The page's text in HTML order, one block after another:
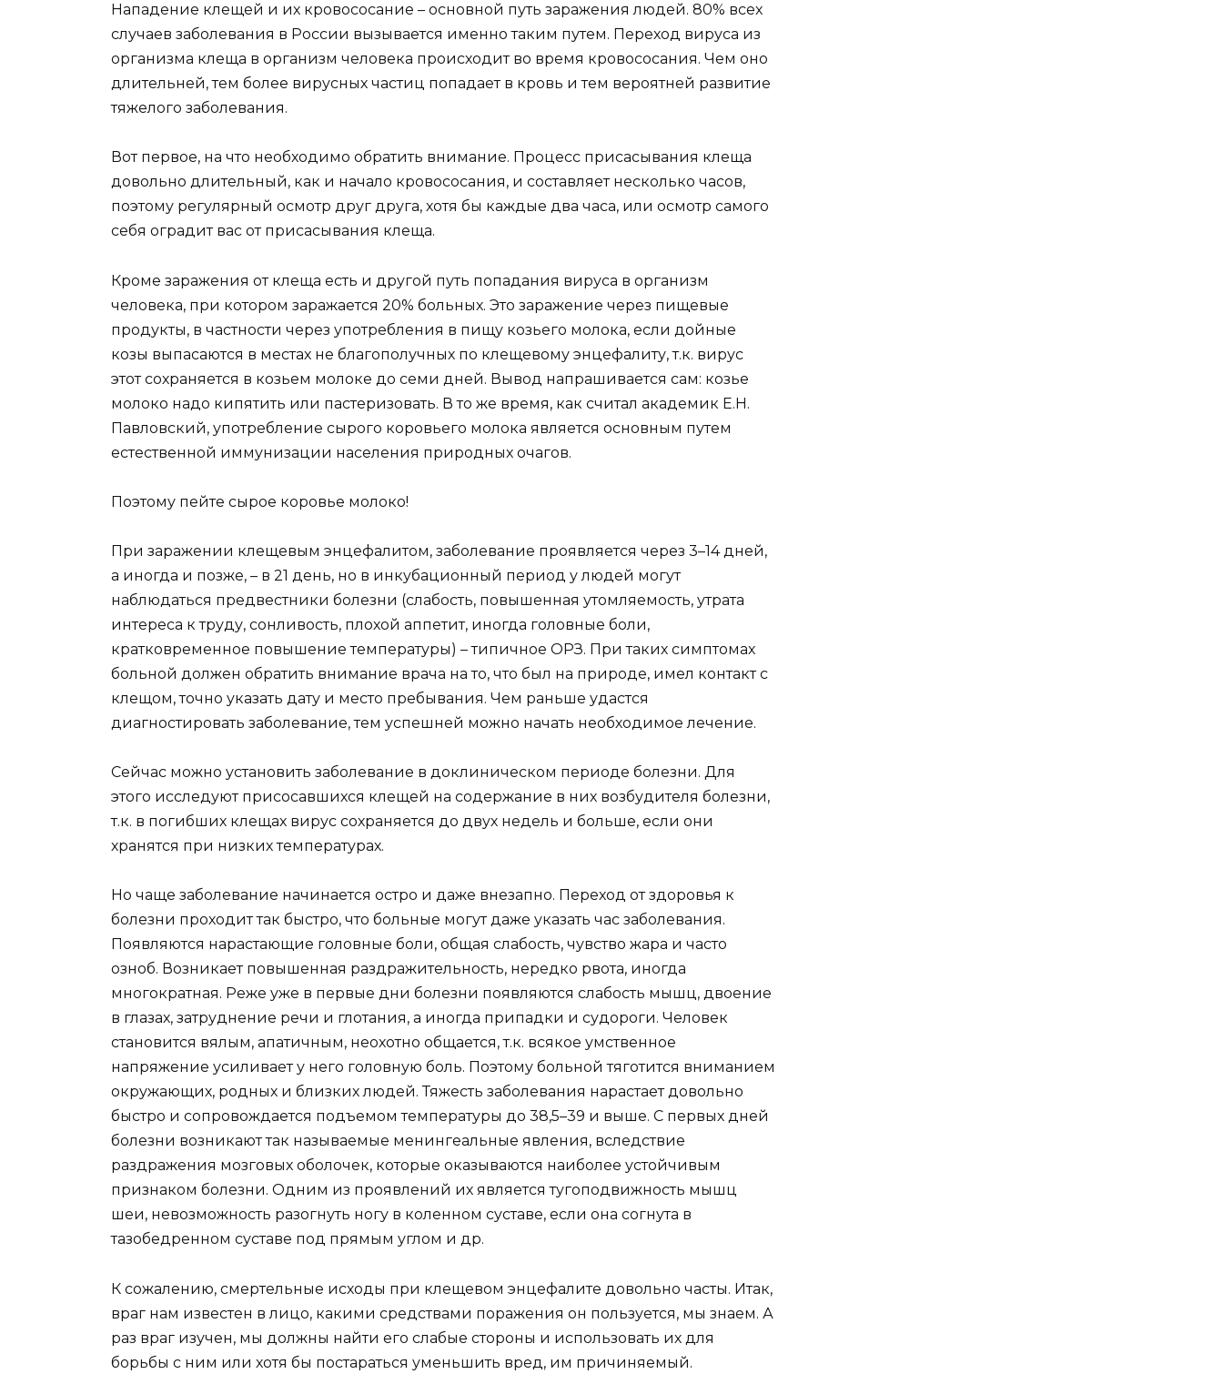
Нападение клещей и их кровососание – основной путь заражения людей. 80% всех
случаев заболевания в России вызывается именно таким путем. Переход вируса из
организма клеща в организм человека происходит во время кровососания. Чем оно
длительней, тем более вирусных частиц попадает в кровь и тем вероятней развитие
тяжелого заболевания.
Вот первое, на что необходимо обратить внимание. Процесс присасывания клеща
довольно длительный, как и начало кровососания, и составляет несколько часов,
поэтому регулярный осмотр друг друга, хотя бы каждые два часа, или осмотр самого
себя оградит вас от присасывания клеща.
Кроме заражения от клеща есть и другой путь попадания вируса в организм
человека, при котором заражается 20% больных. Это заражение через пищевые
продукты, в частности через употребления в пищу козьего молока, если дойные
козы выпасаются в местах не благополучных по клещевому энцефалиту, т.к. вирус
этот сохраняется в козьем молоке до семи дней. Вывод напрашивается сам: козье
молоко надо кипятить или пастеризовать. В то же время, как считал академик Е.Н.
Павловский, употребление сырого коровьего молока является основным путем
естественной иммунизации населения природных очагов.
Поэтому пейте сырое коровье молоко!
При заражении клещевым энцефалитом, заболевание проявляется через 3–14 дней,
а иногда и позже, – в 21 день, но в инкубационный период у людей могут
наблюдаться предвестники болезни (слабость, повышенная утомляемость, утрата
интереса к труду, сонливость, плохой аппетит, иногда головные боли,
кратковременное повышение температуры) – типичное ОРЗ. При таких симптомах
больной должен обратить внимание врача на то, что был на природе, имел контакт с
клещом, точно указать дату и место пребывания. Чем раньше удастся
диагностировать заболевание, тем успешней можно начать необходимое лечение.
Сейчас можно установить заболевание в доклиническом периоде болезни. Для
этого исследуют присосавшихся клещей на содержание в них возбудителя болезни,
т.к. в погибших клещах вирус сохраняется до двух недель и больше, если они
хранятся при низких температурах.
Но чаще заболевание начинается остро и даже внезапно. Переход от здоровья к
болезни проходит так быстро, что больные могут даже указать час заболевания.
Появляются нарастающие головные боли, общая слабость, чувство жара и часто
озноб. Возникает повышенная раздражительность, нередко рвота, иногда
многократная. Реже уже в первые дни болезни появляются слабость мышц, двоение
в глазах, затруднение речи и глотания, а иногда припадки и судороги. Человек
становится вялым, апатичным, неохотно общается, т.к. всякое умственное
напряжение усиливает у него головную боль. Поэтому больной тяготится вниманием
окружающих, родных и близких людей. Тяжесть заболевания нарастает довольно
быстро и сопровождается подъемом температуры до 38,5–39 и выше. С первых дней
болезни возникают так называемые менингеальные явления, вследствие
раздражения мозговых оболочек, которые оказываются наиболее устойчивым
признаком болезни. Одним из проявлений их является тугоподвижность мышц
шеи, невозможность разогнуть ногу в коленном суставе, если она согнута в
тазобедренном суставе под прямым углом и др.
К сожалению, смертельные исходы при клещевом энцефалите довольно часты. Итак,
враг нам известен в лицо, какими средствами поражения он пользуется, мы знаем. А
раз враг изучен, мы должны найти его слабые стороны и использовать их для
борьбы с ним или хотя бы постараться уменьшить вред, им причиняемый.